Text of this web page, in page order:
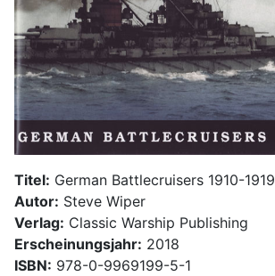
Titel: German Battlecruisers 1910-1919
Autor: Steve Wiper
Verlag: Classic Warship Publishing
Erscheinungsjahr: 2018
ISBN: 978-0-9969199-5-1